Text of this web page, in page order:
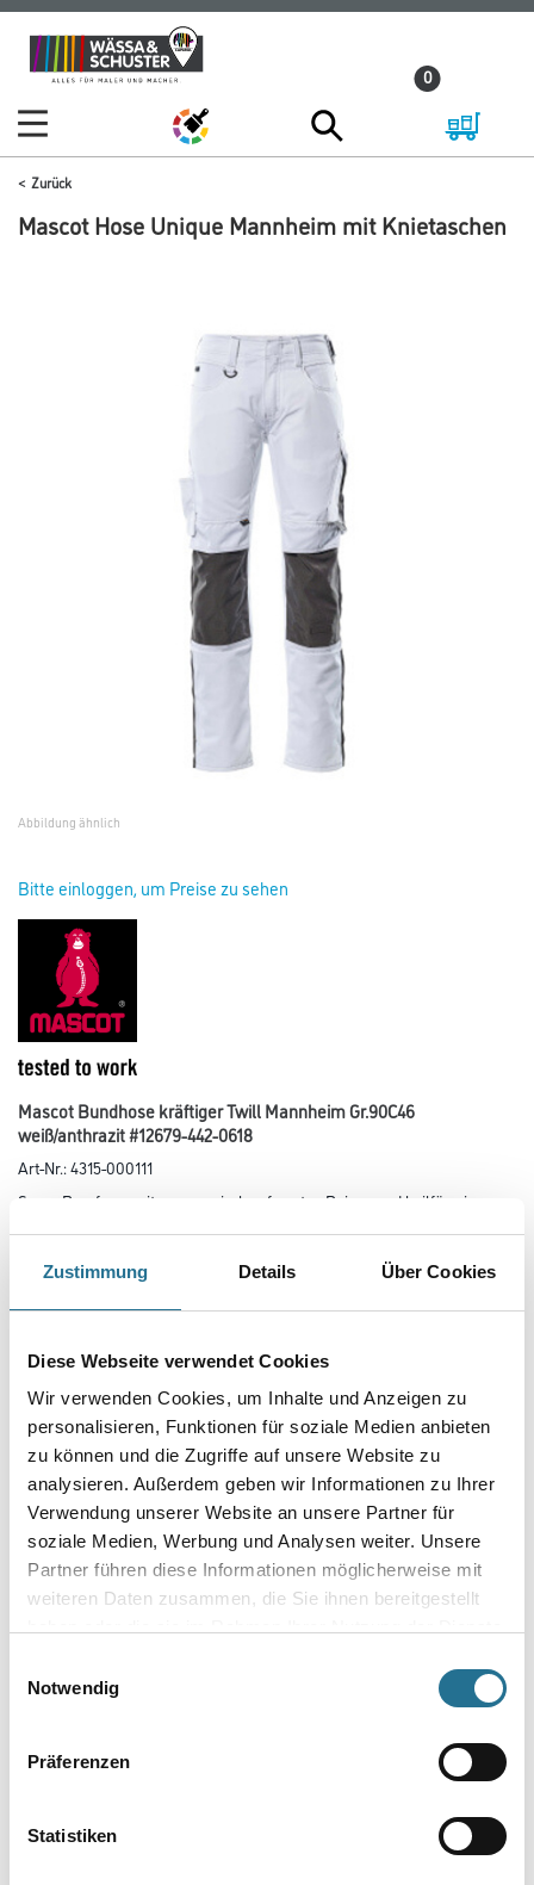
Zustimmung Details Über Cookies
Diese Webseite verwendet Cookies
Wir verwenden Cookies, um Inhalte und Anzeigen zu
personalisieren, Funktionen für soziale Medien anbieten
zu können und die Zugriffe auf unsere Website zu
analysieren. Außerdem geben wir Informationen zu Ihrer
Verwendung unserer Website an unsere Partner für
soziale Medien, Werbung und Analysen weiter. Unsere
Partner führen diese Informationen möglicherweise mit
weiteren Daten zusammen, die Sie ihnen bereitgestellt
Notwendig
Präferenzen
Statistiken
Zum
Inhalt
Zum
Navigationsmenü
0
Zurück
Mascot Hose Unique Mannheim mit Knietaschen
Abbildung ähnlich
Bitte einloggen, um Preise zu sehen
Mascot Bundhose kräftiger Twill Mannheim Gr.90C46
weiß/anthrazit #12679-442-0618
Art-Nr.:4315-000111
Super Passform mit ergonomisch geformten Beinen und keilförmigen
im Schritt verlängern die Lebensdauer des Produktes.
Handytasche in der rechten Vordertasche integriert. Mit CORDURA-
Gewebe verstärkte Knietaschen, Eingriff zum Knieschutz von oben
das Umfeld mit Hilfe von Reflexeffekten. Zertifiziert
für die Verwendung zusammen mit dem MASCOT-Kniepolstertyp SHORT
oder LONG, da die Kniepolstertasche höhenverstellbar ist.
Größe
Farbtonbezeichnung
Umrechnungsfaktoren